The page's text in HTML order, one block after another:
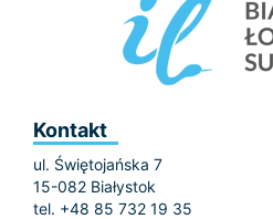
Kontakt
ul. Świętojańska 7
15-082 Białystok
tel. +48 85 732 19 35